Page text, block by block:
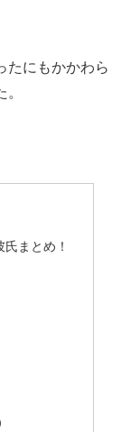
たにもかかわら
まとめ！